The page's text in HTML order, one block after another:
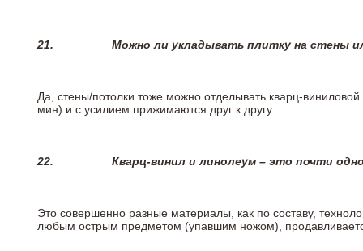
21. Можно ли укладывать плитку на стены
Да, стены/потолки тоже можно отделывать кварц-
мин) и с усилием прижимаются друг к другу.
22. Кварц-винил и линолеум – это почти
Это совершенно разные материалы, как по составу,
любым острым предметом (упавшим ножом),